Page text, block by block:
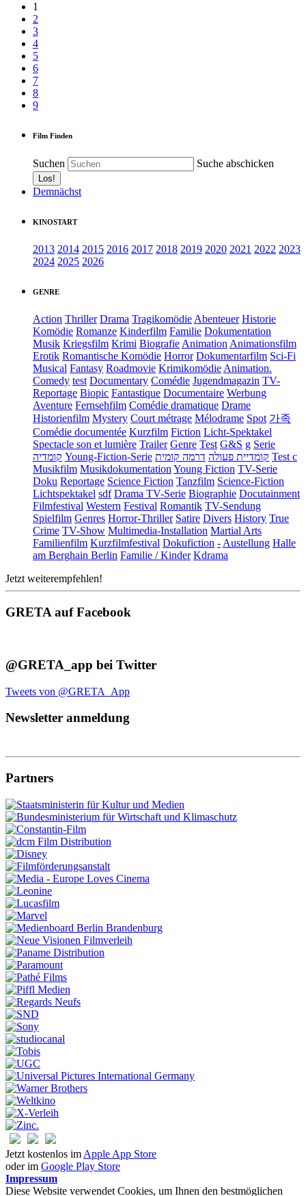
1
2
3
4
5
6
7
8
9
Film Finden
Suchen Suche abschicken
Demnächst
KINOSTART
2013 2014 2015 2016 2017 2018 2019 2020 2021 2022 2023
2024 2025 2026
GENRE
Action Thriller Drama Tragikomödie Abenteuer Historie
Komödie Romanze Kinderfilm Familie Dokumentation
Musik Kriegsfilm Krimi Biografie Animation Animationsfilm
Erotik Romantische Komödie Horror Dokumentarfilm Sci-Fi
Musical Fantasy Roadmovie Krimikomödie Animation.
Comedy test Documentary Comédie Jugendmagazin TV-
Reportage Biopic Fantastique Documentaire Werbung
Aventure Fernsehfilm Comédie dramatique Drame
Historienfilm Mystery Court métrage Mélodrame Spot 가족
Comédie documentée Kurzfilm Fiction Licht-Spektakel
Spectacle son et lumière Trailer Genre Test G&S g Serie
קומדיה Young-Fiction-Serie קומדיית פעולה דרמה קומית
Test c
Musikfilm Musikdokumentation Young Fiction TV-Serie
Doku Reportage Science Fiction Tanzfilm Science-Fiction
Lichtspektakel sdf Drama TV-Serie Biographie Docutainment
Filmfestival Western Festival Romantik TV-Sendung
Spielfilm Genres Horror-Thriller Satire Divers History True
Crime TV-Show Multimedia-Installation Martial Arts
Familienfilm Kurzfilmfestival Dokufiction - Austellung Halle
am Berghain Berlin Familie / Kinder Kdrama
Jetzt weiterempfehlen!
GRETA auf Facebook
@GRETA_app bei Twitter
Tweets von @GRETA_App
Newsletter anmeldung
Partners
Jetzt kostenlos im Apple App Store
oder im Google Play Store
Impressum
Diese Website verwendet Cookies, um Ihnen den bestmöglichen